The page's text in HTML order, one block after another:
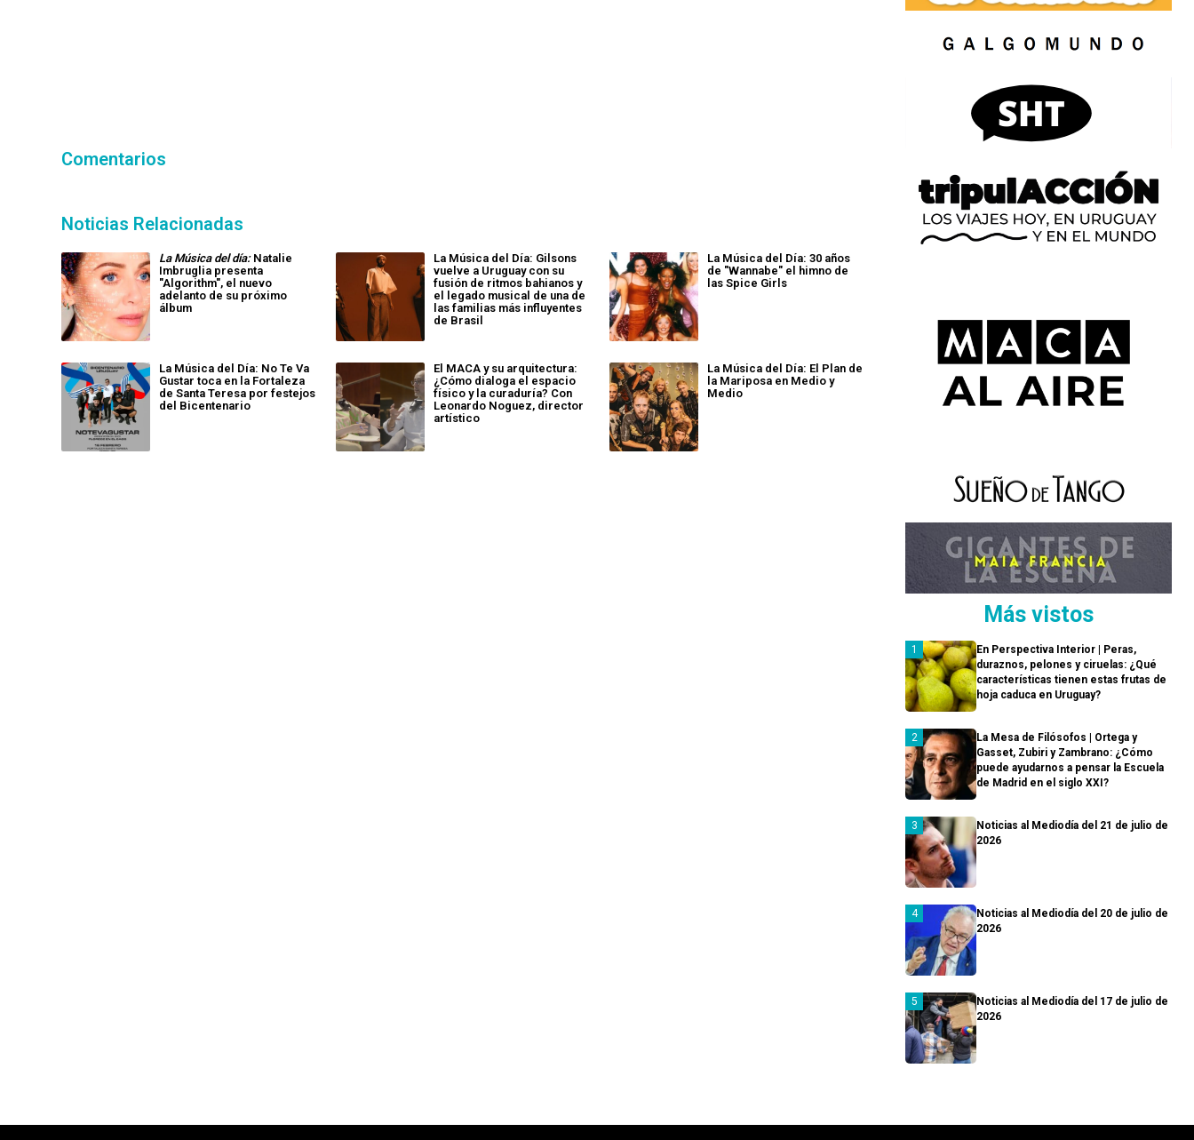
Comentarios
Noticias Relacionadas
La Música del día:Natalie
Imbruglia presenta
"Algorithm", el nuevo
adelanto de su próximo
álbum
La Música del Día: Gilsons
vuelve a Uruguay con su
fusión de ritmos bahianos y
el legado musical de una de
las familias más influyentes
de Brasil
La Música del Día: 30 años
de "Wannabe" el himno de
las Spice Girls
La Música del Día: No Te Va
Gustar toca en la Fortaleza
de Santa Teresa por festejos
del Bicentenario
El MACA y su arquitectura:
¿Cómo dialoga el espacio
físico y la curaduría? Con
Leonardo Noguez, director
artístico
La Música del Día: El Plan de
la Mariposa en Medio y
Medio
Más vistos
En Perspectiva Interior | Peras,
duraznos, pelones y ciruelas: ¿Qué
características tienen estas frutas de
hoja caduca en Uruguay?
La Mesa de Filósofos | Ortega y
Gasset, Zubiri y Zambrano: ¿Cómo
puede ayudarnos a pensar la Escuela
de Madrid en el siglo XXI?
Noticias al Mediodía del 21 de julio de
2026
Noticias al Mediodía del 20 de julio de
2026
Noticias al Mediodía del 17 de julio de
2026